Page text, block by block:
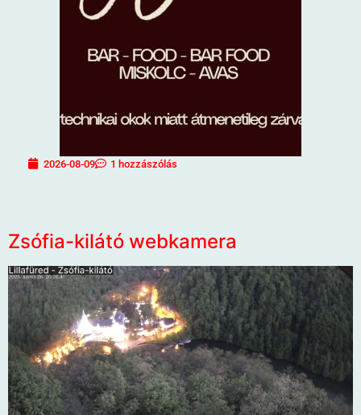
2026-08-09 1 hozzászólás
Zsófia-kilátó webkamera